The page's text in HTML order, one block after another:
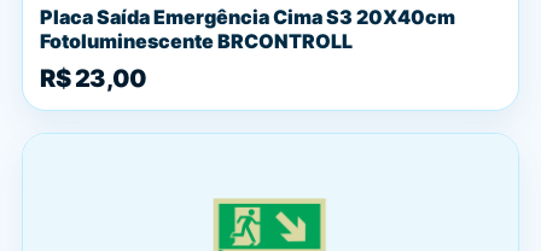
Placa Saída Emergência Cima S3 20X40cm
Fotoluminescente BRCONTROLL
R$ 23,00